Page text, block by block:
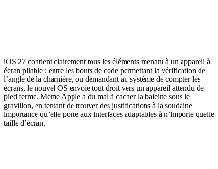
iOS 27 contient clairement tous les éléments menant à un appareil à
écran pliable : entre les bouts de code permettant la vérification de
l’angle de la charnière, ou demandant au système de compter les
écrans, le nouvel OS envoie tout droit vers un appareil attendu de
pied ferme. Même Apple a du mal à cacher la baleine sous le
gravillon, en tentant de trouver des justifications à la soudaine
importance qu’elle porte aux interfaces adaptables à n’importe quelle
taille d’écran.